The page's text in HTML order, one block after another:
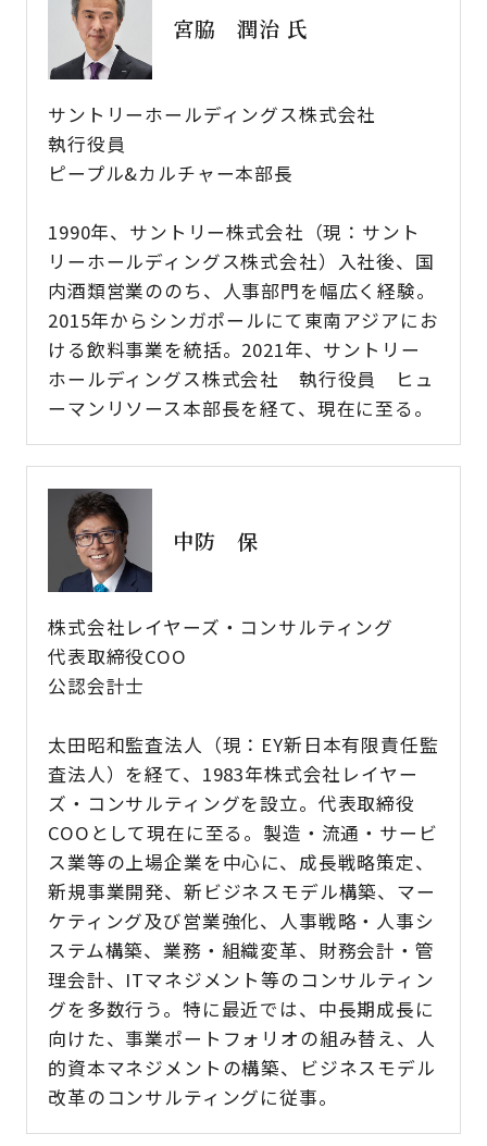
宮脇 潤治 氏
サントリーホールディングス株式会社
執行役員
ピープル&カルチャー本部長
1990年、サントリー株式会社（現：サント
リーホールディングス株式会社）入社後、国
内酒類営業ののち、人事部門を幅広く経験。
2015年からシンガポールにて東南アジアにお
ける飲料事業を統括。2021年、サントリー
ホールディングス株式会社 執行役員 ヒュ
ーマンリソース本部長を経て、現在に至る。
中防 保
株式会社レイヤーズ・コンサルティング
代表取締役COO
公認会計士
太田昭和監査法人（現：EY新日本有限責任監
査法人）を経て、1983年株式会社レイヤー
ズ・コンサルティングを設立。代表取締役
COOとして現在に至る。製造・流通・サービ
ス業等の上場企業を中心に、成長戦略策定、
新規事業開発、新ビジネスモデル構築、マー
ケティング及び営業強化、人事戦略・人事シ
ステム構築、業務・組織変革、財務会計・管
理会計、ITマネジメント等のコンサルティン
グを多数行う。特に最近では、中長期成長に
向けた、事業ポートフォリオの組み替え、人
的資本マネジメントの構築、ビジネスモデル
改革のコンサルティングに従事。